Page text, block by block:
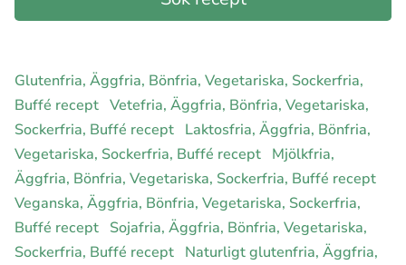
Glutenfria, Äggfria, Bönfria, Vegetariska, Sockerfria,
Buffé recept Vetefria, Äggfria, Bönfria, Vegetariska,
Sockerfria, Buffé recept Laktosfria, Äggfria, Bönfria,
Vegetariska, Sockerfria, Buffé recept Mjölkfria,
Äggfria, Bönfria, Vegetariska, Sockerfria, Buffé recept
Veganska, Äggfria, Bönfria, Vegetariska, Sockerfria,
Buffé recept Sojafria, Äggfria, Bönfria, Vegetariska,
Sockerfria, Buffé recept Naturligt glutenfria, Äggfria,